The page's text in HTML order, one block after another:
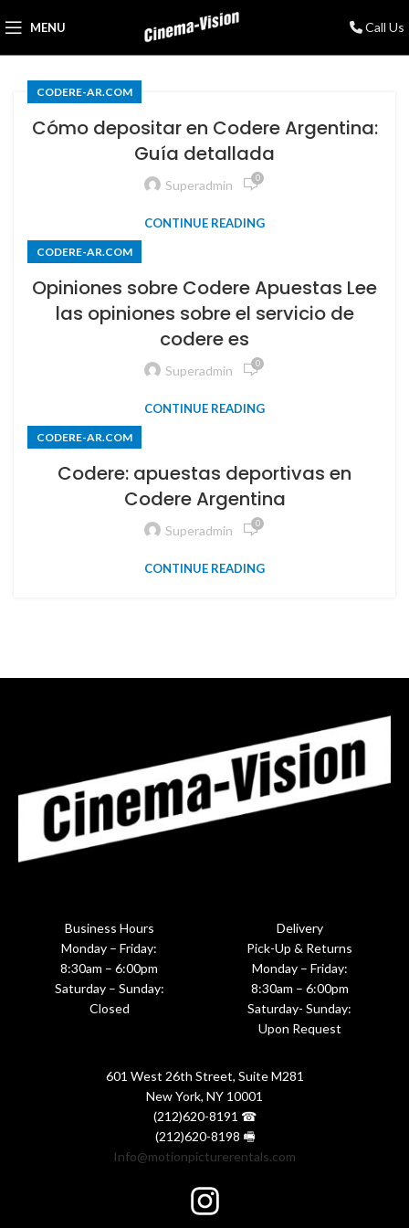
MENU Call Us
CODERE-AR.COM
Cómo depositar en Codere Argentina:
Guía detallada
Superadmin 0
CONTINUE READING
CODERE-AR.COM
Opiniones sobre Codere Apuestas Lee
las opiniones sobre el servicio de
codere es
Superadmin 0
CONTINUE READING
CODERE-AR.COM
Codere: apuestas deportivas en
Codere Argentina
Superadmin 0
CONTINUE READING
Business Hours
Monday – Friday:
8:30am – 6:00pm
Saturday – Sunday:
Closed
Delivery
Pick-Up & Returns
Monday – Friday:
8:30am – 6:00pm
Saturday- Sunday:
Upon Request
601 West 26th Street, Suite M281
New York, NY 10001
(212)620-8191 ☎
(212)620-8198 🖷
Info@motionpicturerentals.com